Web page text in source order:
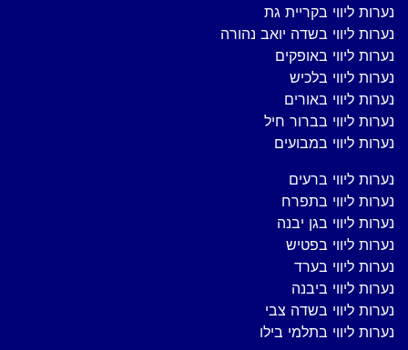
נערות ליווי בקריית גת
נערות ליווי בשדה יואב נהורה
נערות ליווי באופקים
נערות ליווי בלכיש
נערות ליווי באורים
נערות ליווי בברור חיל
נערות ליווי במבועים
נערות ליווי ברעים
נערות ליווי בתפרח
נערות ליווי בגן יבנה
נערות ליווי בפטיש
נערות ליווי בערד
נערות ליווי ביבנה
נערות ליווי בשדה צבי
נערות ליווי בתלמי בילו